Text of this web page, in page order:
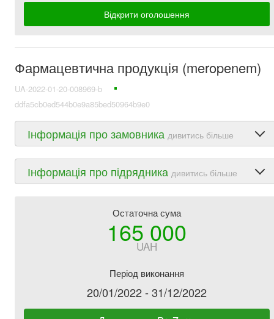
Відкрити оголошення
Фармацевтична продукція (meropenem)
UA-2022-01-20-008969-b
ddfa5cb0ed544b0e9a85bed50964b9e0
Інформація про замовника дивитись більше
Інформація про підрядника дивитись більше
Остаточна сума
165 000
UAH
Період виконання
20/01/2022 - 31/12/2022